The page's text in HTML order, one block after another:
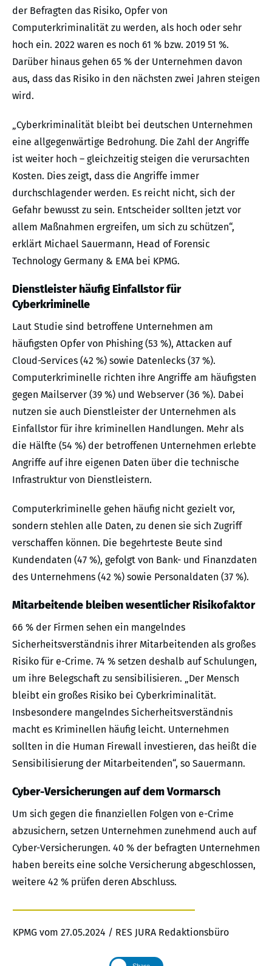
der Befragten das Risiko, Opfer von
Computerkriminalität zu werden, als hoch oder sehr
hoch ein. 2022 waren es noch 61 % bzw. 2019 51 %.
Darüber hinaus gehen 65 % der Unternehmen davon
aus, dass das Risiko in den nächsten zwei Jahren steigen
wird.
„Cyberkriminalität bleibt bei deutschen Unternehmen
eine allgegenwärtige Bedrohung. Die Zahl der Angriffe
ist weiter hoch – gleichzeitig steigen die verursachten
Kosten. Dies zeigt, dass die Angriffe immer
durchschlagender werden. Es reicht nicht, sich der
Gefahr bewusst zu sein. Entscheider sollten jetzt vor
allem Maßnahmen ergreifen, um sich zu schützen“,
erklärt Michael Sauermann, Head of Forensic
Technology Germany & EMA bei KPMG.
Dienstleister häufig Einfallstor für
Cyberkriminelle
Laut Studie sind betroffene Unternehmen am
häufigsten Opfer von Phishing (53 %), Attacken auf
Cloud-Services (42 %) sowie Datenlecks (37 %).
Computerkriminelle richten ihre Angriffe am häufigsten
gegen Mailserver (39 %) und Webserver (36 %). Dabei
nutzen sie auch Dienstleister der Unternehmen als
Einfallstor für ihre kriminellen Handlungen. Mehr als
die Hälfte (54 %) der betroffenen Unternehmen erlebte
Angriffe auf ihre eigenen Daten über die technische
Infrastruktur von Dienstleistern.
Computerkriminelle gehen häufig nicht gezielt vor,
sondern stehlen alle Daten, zu denen sie sich Zugriff
verschaffen können. Die begehrteste Beute sind
Kundendaten (47 %), gefolgt von Bank- und Finanzdaten
des Unternehmens (42 %) sowie Personaldaten (37 %).
Mitarbeitende bleiben wesentlicher Risikofaktor
66 % der Firmen sehen ein mangelndes
Sicherheitsverständnis ihrer Mitarbeitenden als großes
Risiko für e-Crime. 74 % setzen deshalb auf Schulungen,
um ihre Belegschaft zu sensibilisieren. „Der Mensch
bleibt ein großes Risiko bei Cyberkriminalität.
Insbesondere mangelndes Sicherheitsverständnis
macht es Kriminellen häufig leicht. Unternehmen
sollten in die Human Firewall investieren, das heißt die
Sensibilisierung der Mitarbeitenden“, so Sauermann.
Cyber-Versicherungen auf dem Vormarsch
Um sich gegen die finanziellen Folgen von e-Crime
abzusichern, setzen Unternehmen zunehmend auch auf
Cyber-Versicherungen. 40 % der befragten Unternehmen
haben bereits eine solche Versicherung abgeschlossen,
weitere 42 % prüfen deren Abschluss.
KPMG vom 27.05.2024 / RES JURA Redaktionsbüro